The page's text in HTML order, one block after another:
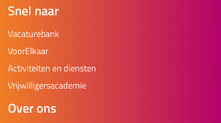
Snel naar
Vacaturebank
VoorElkaar
Activiteiten en diensten
Vrijwilligersacademie
Over ons